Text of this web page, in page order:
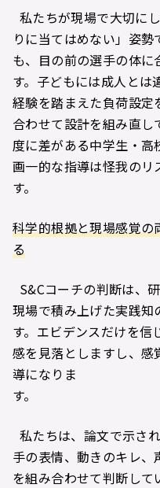
私たちが現場で大切に
りに当てはめない」姿
も、目の前の選手の体
す。子どもには成人とは
経験を踏まえた負荷設
合わせて設計を組み直
度に差がある中学生・高
画一的な指導は怪我のリ
す。
科学的根拠と現場感覚の
る
S&Cコーチの判断は、
現場で積み上げた実践知
す。エビデンスだけを信
感を見落としますし、
導になりま
す
私たちは、論文で示さ
手の表情、動きのキレ
を組み合わせて判断し